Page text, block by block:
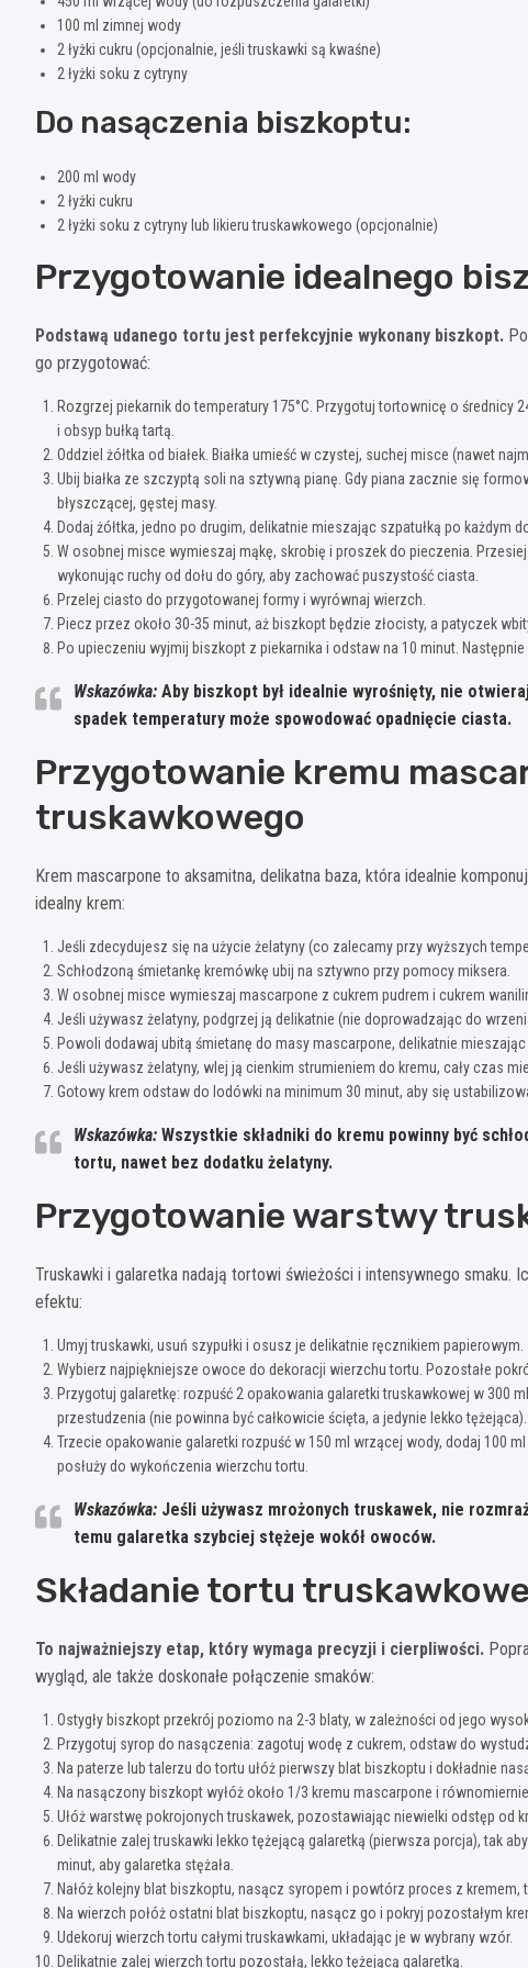
100 ml zimnej wody
2 łyżki cukru (opcjonalnie, jeśli truskawki są kwaśne)
2 łyżki soku z cytryny
Do nasączenia biszkoptu:
200 ml wody
2 łyżki cukru
2 łyżki soku z cytryny lub likieru truskawkowego (opcjonalnie)
Przygotowanie idealnego
Podstawą udanego tortu jest perfekcyjnie wykonany biszkopt.
go przygotować:
Rozgrzej piekarnik do temperatury 175°C. Przygotuj tortownicę o średnicy
i obsyp bułką tartą.
Oddziel żółtka od białek. Białka umieść w czystej, suchej misce (nawet
Ubij białka ze szczyptą soli na sztywną pianę. Gdy piana zacznie się
błyszczącej, gęstej masy.
Dodaj żółtka, jedno po drugim, delikatnie mieszając szpatułką po każdym
W osobnej misce wymieszaj mąkę, skrobię i proszek do pieczenia.
wykonując ruchy od dołu do góry, aby zachować puszystość ciasta.
Przelej ciasto do przygotowanej formy i wyrównaj wierzch.
Piecz przez około 30-35 minut, aż biszkopt będzie złocisty, a patyczek
Po upieczeniu wyjmij biszkopt z piekarnika i odstaw na 10 minut.
Wskazówka: Aby biszkopt był idealnie wyrośnięty, nie
spadek temperatury może spowodować opadnięcie ciasta.
Przygotowanie kremu
truskawkowego
Krem mascarpone to aksamitna, delikatna baza, która idealnie
idealny krem:
Jeśli zdecydujesz się na użycie żelatyny (co zalecamy przy wyższych
Schłodzoną śmietankę kremówkę ubij na sztywno przy pomocy miksera.
W osobnej misce wymieszaj mascarpone z cukrem pudrem i cukrem
Jeśli używasz żelatyny, podgrzej ją delikatnie (nie doprowadzając do
Powoli dodawaj ubitą śmietanę do masy mascarpone, delikatnie mieszając
Jeśli używasz żelatyny, wlej ją cienkim strumieniem do kremu, cały czas
Gotowy krem odstaw do lodówki na minimum 30 minut, aby się
Wskazówka: Wszystkie składniki do kremu powinny być
tortu, nawet bez dodatku żelatyny.
Przygotowanie warstwy
Truskawki i galaretka nadają tortowi świeżości i intensywnego
efektu:
Umyj truskawki, usuń szypułki i osusz je delikatnie ręcznikiem papierowym.
Wybierz najpiękniejsze owoce do dekoracji wierzchu tortu. Pozostałe
Przygotuj galaretkę: rozpuść 2 opakowania galaretki truskawkowej w 300
przestudzenia (nie powinna być całkowicie ścięta, a jedynie lekko tężejąca).
Trzecie opakowanie galaretki rozpuść w 150 ml wrzącej wody, dodaj 100
posłuży do wykończenia wierzchu tortu.
Wskazówka: Jeśli używasz mrożonych truskawek, nie
temu galaretka szybciej stężeje wokół owoców.
Składanie tortu
To najważniejszy etap, który wymaga precyzji i cierpliwości.
wygląd, ale także doskonałe połączenie smaków:
Ostygły biszkopt przekrój poziomo na 2-3 blaty, w zależności od jego
Przygotuj syrop do nasączenia: zagotuj wodę z cukrem, odstaw do
Na paterze lub talerzu do tortu ułóż pierwszy blat biszkoptu i dokładnie
Na nasączony biszkopt wyłóż około 1/3 kremu mascarpone i
Ułóż warstwę pokrojonych truskawek, pozostawiając niewielki odstęp od
Delikatnie zalej truskawki lekko tężejącą galaretką (pierwsza porcja), tak
minut, aby galaretka stężała.
Nałóż kolejny blat biszkoptu, nasącz syropem i powtórz proces z kremem,
Na wierzch połóż ostatni blat biszkoptu, nasącz go i pokryj pozostałym
Udekoruj wierzch tortu całymi truskawkami, układając je w wybrany wzór.
Delikatnie zalej wierzch tortu pozostałą, lekko tężejącą galaretką.